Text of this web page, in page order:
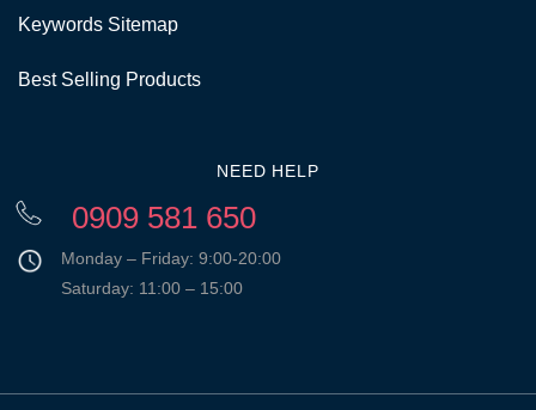
Keywords Sitemap
Best Selling Products
NEED HELP
0909 581 650
Monday – Friday: 9:00-20:00
Saturday: 11:00 – 15:00